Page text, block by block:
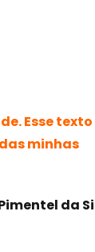
Esse
minhas
da